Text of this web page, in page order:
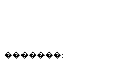
�������: